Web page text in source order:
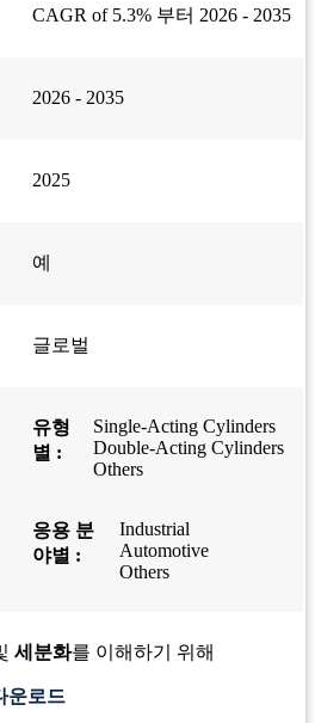
CAGR of 5.3% 부터 2026 - 2035
2026 - 2035
2025
예
글로벌
유형
별 :
Single-Acting Cylinders
Double-Acting Cylinders
Others
응용 분
야별 :
Industrial
Automotive
Others
세분화를 이해하기 위해
운로드